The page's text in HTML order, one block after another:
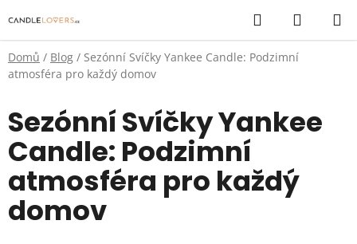
na
obsah
Hledat
KOŠÍK
Domů / Blog / Sezónní Svíčky Yankee Candle: Podzimní
atmosféra pro každý domov
Sezónní Svíčky Yankee
Candle: Podzimní
atmosféra pro každý
domov